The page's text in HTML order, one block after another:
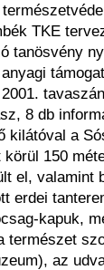
TKE
tanösvény
8 db
kilátóval a
150
el, valamint
erdei
kapuk,
természet
az